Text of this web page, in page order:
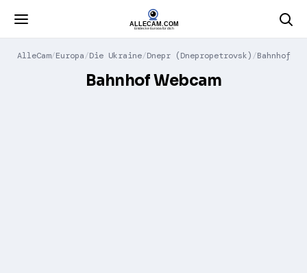
AlleCam Europa Die Ukraine Dnepr (Dnepropetrovsk) Bahnhof
Bahnhof Webcam